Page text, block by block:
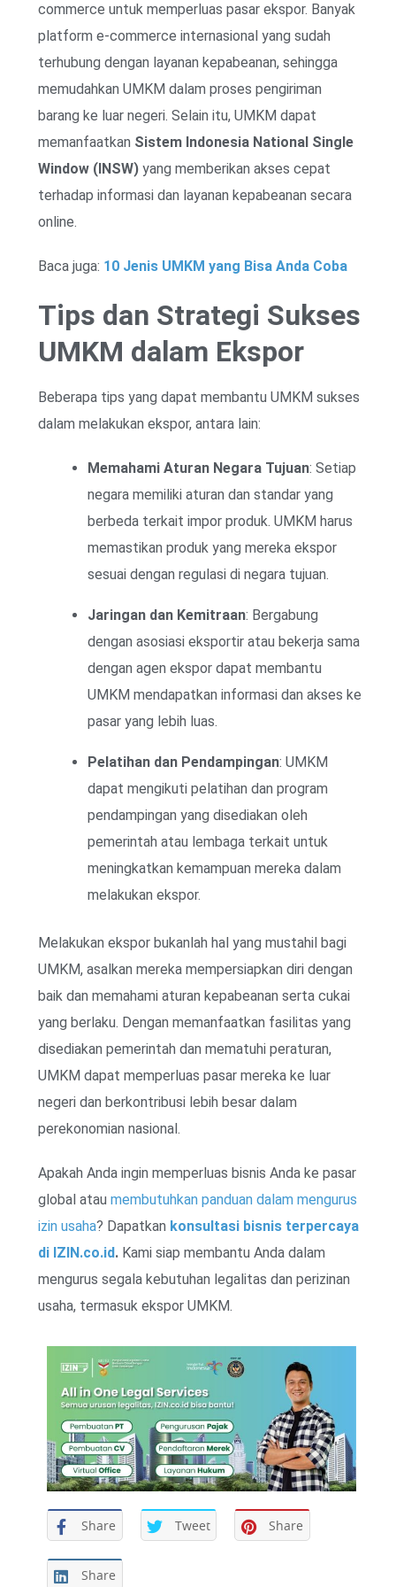
commerce untuk memperluas pasar ekspor. Banyak
platform e-commerce internasional yang sudah
terhubung dengan layanan kepabeanan, sehingga
memudahkan UMKM dalam proses pengiriman
barang ke luar negeri. Selain itu, UMKM dapat
memanfaatkan Sistem Indonesia National Single
Window (INSW) yang memberikan akses cepat
terhadap informasi dan layanan kepabeanan secara
online.
Baca juga: 10 Jenis UMKM yang Bisa Anda Coba
Tips dan Strategi Sukses
UMKM dalam Ekspor
Beberapa tips yang dapat membantu UMKM sukses
dalam melakukan ekspor, antara lain:
Memahami Aturan Negara Tujuan: Setiap
negara memiliki aturan dan standar yang
berbeda terkait impor produk. UMKM harus
memastikan produk yang mereka ekspor
sesuai dengan regulasi di negara tujuan.
Jaringan dan Kemitraan: Bergabung
dengan asosiasi eksportir atau bekerja sama
dengan agen ekspor dapat membantu
UMKM mendapatkan informasi dan akses ke
pasar yang lebih luas.
Pelatihan dan Pendampingan: UMKM
dapat mengikuti pelatihan dan program
pendampingan yang disediakan oleh
pemerintah atau lembaga terkait untuk
meningkatkan kemampuan mereka dalam
melakukan ekspor.
Melakukan ekspor bukanlah hal yang mustahil bagi
UMKM, asalkan mereka mempersiapkan diri dengan
baik dan memahami aturan kepabeanan serta cukai
yang berlaku. Dengan memanfaatkan fasilitas yang
disediakan pemerintah dan mematuhi peraturan,
UMKM dapat memperluas pasar mereka ke luar
negeri dan berkontribusi lebih besar dalam
perekonomian nasional.
Apakah Anda ingin memperluas bisnis Anda ke pasar
global atau membutuhkan panduan dalam mengurus
izin usaha? Dapatkan konsultasi bisnis terpercaya
di IZIN.co.id. Kami siap membantu Anda dalam
mengurus segala kebutuhan legalitas dan perizinan
usaha, termasuk ekspor UMKM.
Share Tweet Share
Share